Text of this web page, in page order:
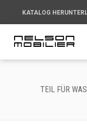
KATALOG
TEIL FÜR